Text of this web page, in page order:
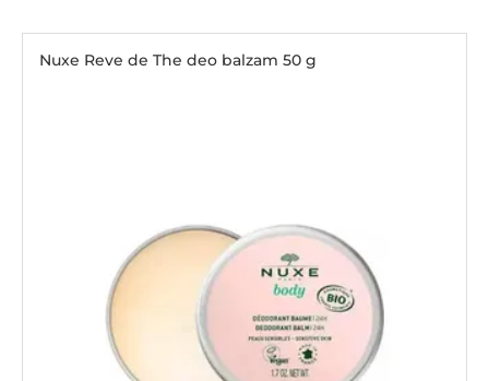
Nuxe Reve de The deo balzam 50 g